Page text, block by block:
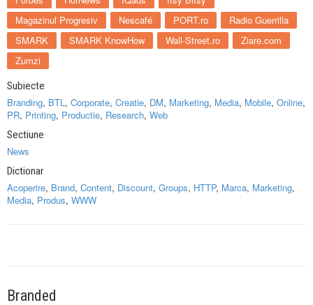
Magazinul Progresiv
Nescafé PORT.ro
Radio Guerrilla
SMARK
SMARK KnowHow Wall-Street.ro
Ziare.com
Zumzi
Subiecte
Branding, BTL, Corporate, Creatie, DM, Marketing, Media, Mobile, Online,
PR, Printing, Productie, Research, Web
Sectiune
News
Dictionar
Acoperire, Brand, Content, Discount, Groups, HTTP, Marca, Marketing,
Media, Produs, WWW
Branded